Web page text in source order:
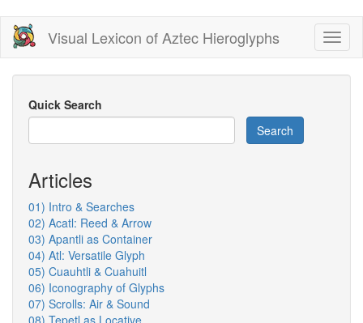
Skip
main
content
Visual Lexicon of Aztec Hieroglyphs
Quick Search
Search
Articles
01) Intro & Searches
02) Acatl: Reed & Arrow
03) Apantli as Container
04) Atl: Versatile Glyph
05) Cuauhtli & Cuahuitl
06) Iconography of Glyphs
07) Scrolls: Air & Sound